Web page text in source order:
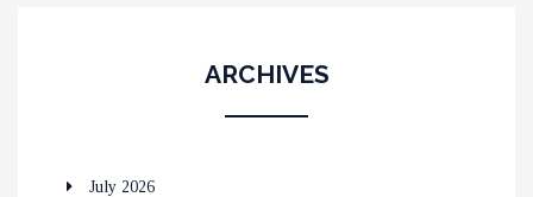
ARCHIVES
July 2026